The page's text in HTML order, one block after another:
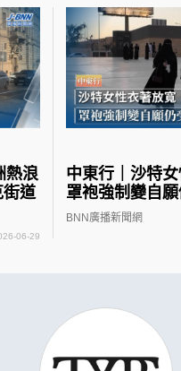
熱浪
道
06-29
中東行｜沙特
罩袍強制變自
BNN廣播新聞網